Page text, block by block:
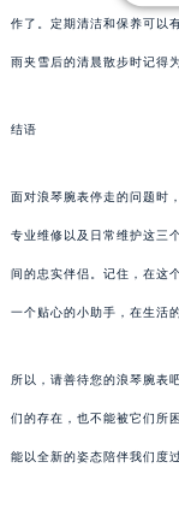
作了。定期清洁和保养可以
雨夹雪后的清晨散步时记得
结语
面对浪琴腕表停走的问题时
专业维修以及日常维护这三
间的忠实伴侣。记住，在这
一个贴心的小助手，在生活
所以，请善待您的浪琴腕表
们的存在，也不能被它们所
能以全新的姿态陪伴我们度